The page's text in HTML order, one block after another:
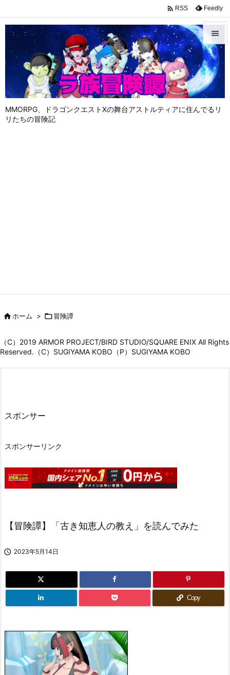
MMORPG、ドラゴンクエストⅩの舞台アストルティアに住んでるリ
リたちの冒険記


メニュ

サイド

 RSS Feedly
ホーム > 冒険譚
（C）2019 ARMOR PROJECT/BIRD STUDIO/SQUARE ENIX All Rights
Reserved.（C）SUGIYAMA KOBO（P）SUGIYAMA KOBO
スポンサー
スポンサーリンク
【冒険譚】「古き知恵人の教え」を読んでみた
 2023年5月14日
Copy